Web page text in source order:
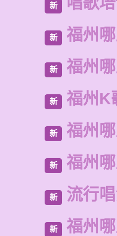
新
新 福州
新 福州
新 福州K
新 福州
新 福州
新 流行
新 福州